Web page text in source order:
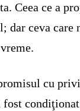
Ceea ce a
dar ceva care
cu
fost